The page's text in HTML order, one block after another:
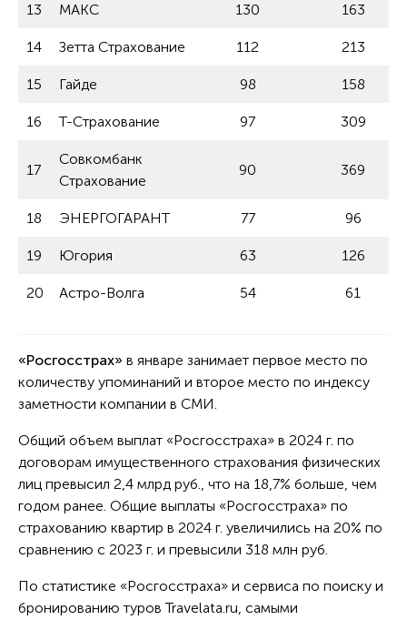
13 МАКС 130 163
14 Зетта Страхование 112 213
15 Гайде 98 158
16 Т-Страхование 97 309
17
Совкомбанк
Страхование
90 369
18 ЭНЕРГОГАРАНТ 77 96
19 Югория 63 126
20 Астро-Волга 54 61
«Росгосстрах» в январе занимает первое место по
количеству упоминаний и второе место по индексу
заметности компании в СМИ.
Общий объем выплат «Росгосстраха» в 2024 г. по
договорам имущественного страхования физических
лиц превысил 2,4 млрд руб., что на 18,7% больше, чем
годом ранее. Общие выплаты «Росгосстраха» по
страхованию квартир в 2024 г. увеличились на 20% по
сравнению с 2023 г. и превысили 318 млн руб.
По статистике «Росгосстраха» и сервиса по поиску и
бронированию туров Travelata.ru, самыми